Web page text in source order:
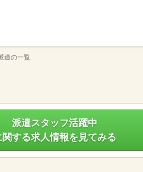
の一覧
派遣スタッフ活躍中
関する求人情報を見てみる